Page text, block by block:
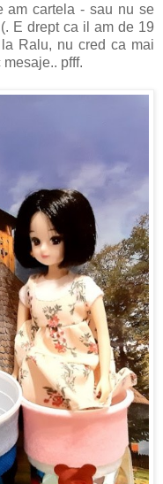
am cartela - sau nu se
E drept ca il am de 19
Ralu, nu cred ca mai
pfff.